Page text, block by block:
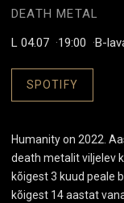
DEATH METAL
L 04.07
19:00 B-
SPOTIFY
Humanity on 2022.
death metalit viljelev
kõigest 3 kuud peale
kõigest 14 aastat